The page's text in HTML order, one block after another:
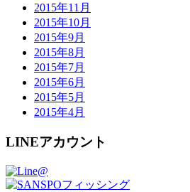
2015年11月
2015年10月
2015年9月
2015年8月
2015年7月
2015年6月
2015年5月
2015年4月
LINEアカウント